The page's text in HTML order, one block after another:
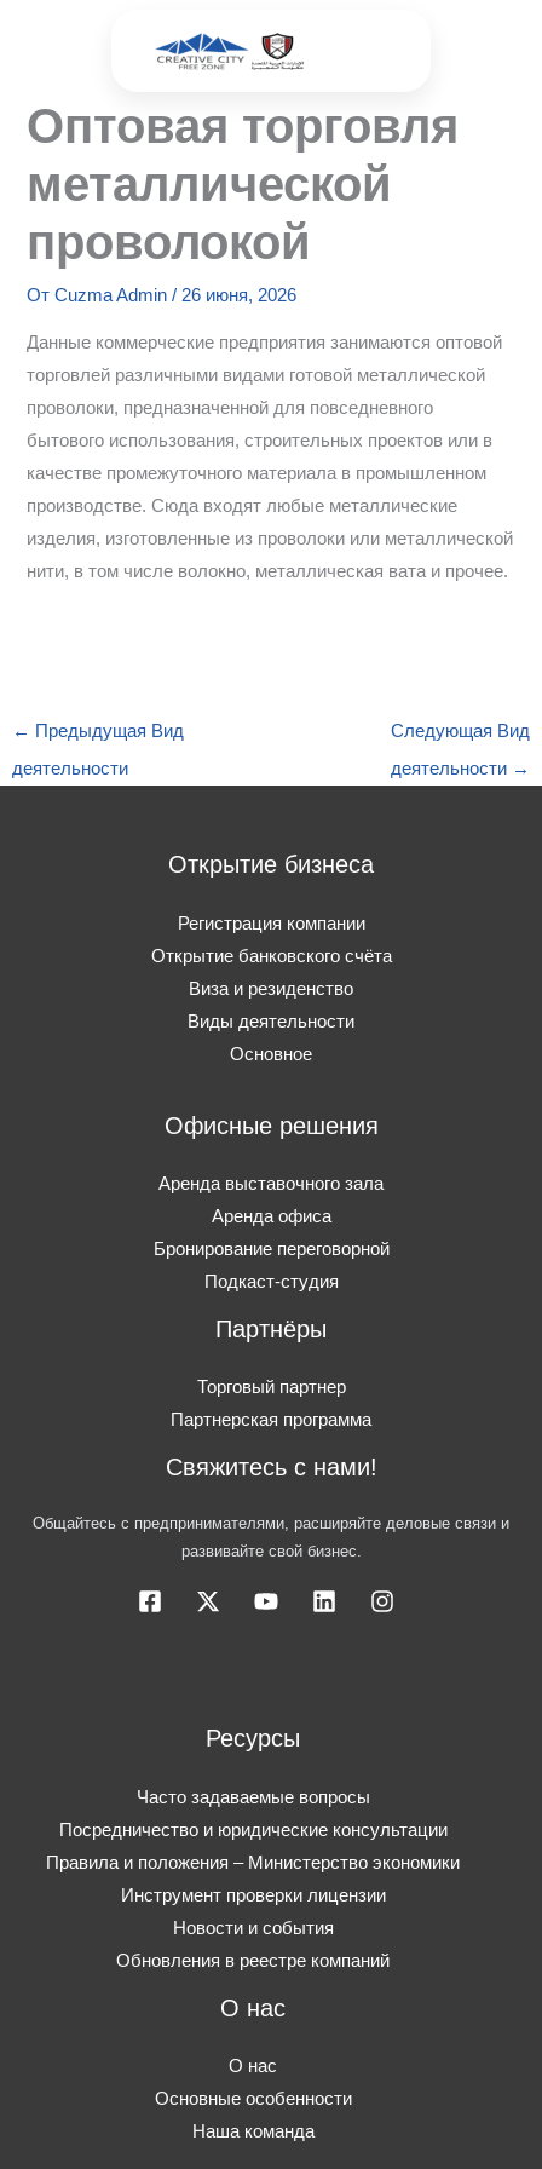
Оптовая торговля
металлической
проволокой
ОтCuzma Admin/ 26 июня, 2026
Данные коммерческие предприятия занимаются оптовой
торговлей различными видами готовой металлической
проволоки, предназначенной для повседневного
бытового использования, строительных проектов или в
качестве промежуточного материала в промышленном
производстве. Сюда входят любые металлические
изделия, изготовленные из проволоки или металлической
нити, в том числе волокно, металлическая вата и прочее.
← Предыдущая Вид
деятельности
Следующая Вид
деятельности →
Открытие бизнеса
Регистрация компании
Открытие банковского счёта
Виза и резиденство
Виды деятельности
Основное
Офисные решения
Аренда выставочного зала
Аренда офиса
Бронирование переговорной
Подкаст-студия
Партнёры
Торговый партнер
Партнерская программа
Свяжитесь с нами!
Общайтесь с предпринимателями, расширяйте деловые связи и
развивайте свой бизнес.
Ресурсы
Часто задаваемые вопросы
Посредничество и юридические консультации
Правила и положения – Министерство экономики
Инструмент проверки лицензии
Новости и события
Обновления в реестре компаний
О нас
О нас
Основные особенности
Наша команда